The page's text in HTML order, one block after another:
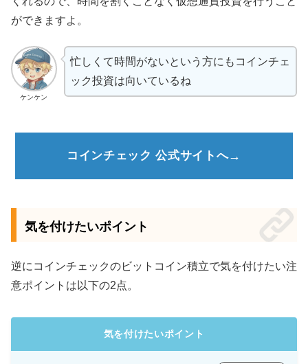
ができますよ。
ケンケン
忙しくて時間がないという方にもコインチェ
ック投資は向いているね
コインチェック 公式サイトへ
気を付けたいポイント
逆にコインチェックのビットコイン積立で気を付けたい注
意ポイントは以下の2点。
気を付けたいポイント